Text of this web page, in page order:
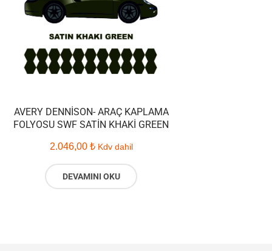
AVERY DENNISON- ARAÇ KAPLAMA
FOLYOSU SWF SATIN KHAKI GREEN
2.046,00 ₺ Kdv dahil
DEVAMINI OKU